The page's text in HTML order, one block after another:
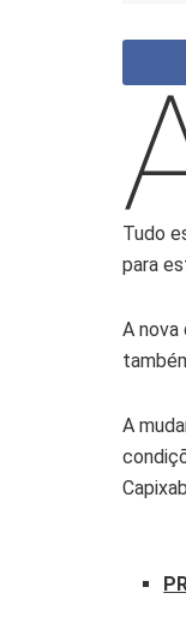
Tudo
para
A nova
A